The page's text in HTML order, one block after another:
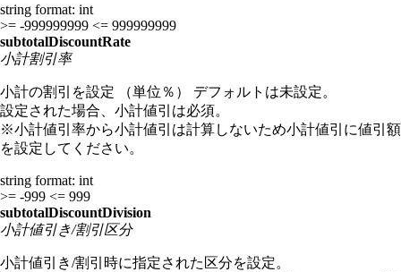
string format: int
>= -999999999 <= 999999999
subtotalDiscountRate
小計割引率
小計の割引を設定 （単位％） デフォルトは未設定。
設定された場合、小計値引は必須。
※小計値引率から小計値引は計算しないため小計値引に値引額
を設定してください。
string format: int
>= -999 <= 999
subtotalDiscountDivision
小計値引き/割引区分
小計値引き/割引時に指定された区分を設定。